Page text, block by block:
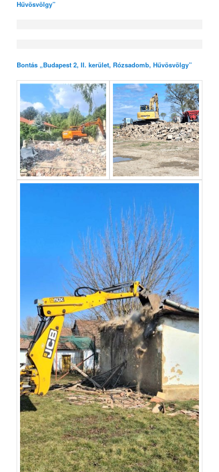
Hűvösvölgy”
Bontás „Budapest 2, II. kerület, Rózsadomb, Hűvösvölgy”